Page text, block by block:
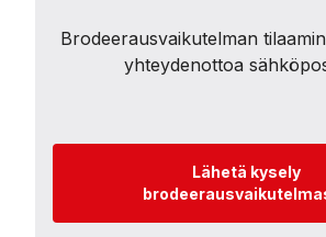
Brodeerausvaikutelman
yhteydenottoa
Lähetä kysely